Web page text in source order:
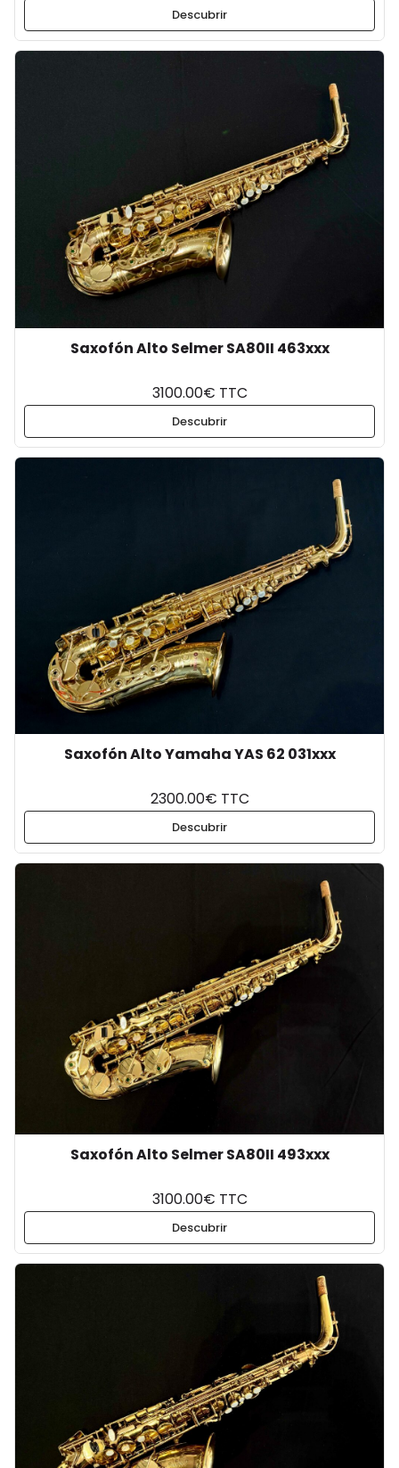
Descubrir
Saxofón Alto Selmer SA80II 463xxx
3100.00€ TTC
Descubrir
Saxofón Alto Yamaha YAS 62 031xxx
2300.00€ TTC
Descubrir
Saxofón Alto Selmer SA80II 493xxx
3100.00€ TTC
Descubrir